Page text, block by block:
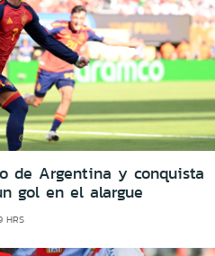
de Argentina y conquista
gol en el alargue
HRS